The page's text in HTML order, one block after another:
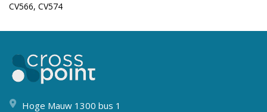
CV566, CV574
Hoge Mauw 1300 bus 1